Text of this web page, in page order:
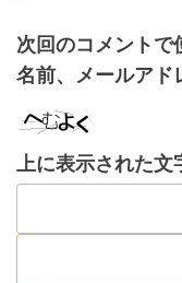
次回のコメント
名前、メールアド
上に表示された文